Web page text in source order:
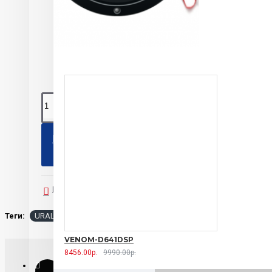
VENOM-D641DSP
8456.00р. 9990.00р.
В закладки
Теги: URAL МАГНИТ Ural